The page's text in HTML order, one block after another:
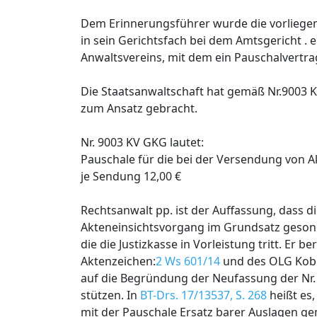
Dem Erinnerungsführer wurde die
in sein Gerichtsfach bei dem Amtsgericht .
Anwaltsvereins, mit dem ein
Die Staatsanwaltschaft hat gemäß Nr.9003
zum Ansatz gebracht.
Nr. 9003 KV GKG lautet:
Pauschale für die bei der Versendung von
je Sendung 12,00 €
Rechtsanwalt pp. ist der Auffassung, dass
Akteneinsichtsvorgang im Grundsatz
die die Justizkasse in Vorleistung tritt. Er
Aktenzeichen:2 Ws 601/14 und des OLG
auf die Begründung der Neufassung der
stützen. In BT-Drs. 17/13537, S. 268 heißt
mit der Pauschale Ersatz barer Auslagen